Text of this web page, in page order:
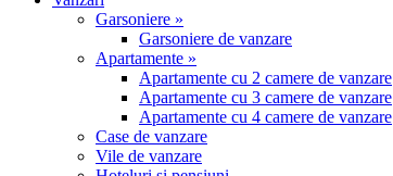
Garsoniere »
Garsoniere de vanzare
Apartamente »
Apartamente cu 2 camere de vanzare
Apartamente cu 3 camere de vanzare
Apartamente cu 4 camere de vanzare
Case de vanzare
Vile de vanzare